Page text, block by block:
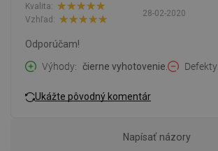
28-02-2020
Kvalita:
Vzhľad:
Odporúčam!
Výhody
čierne vyhotovenie. Defekty
Ukážte pôvodný komentár
Napísať názory